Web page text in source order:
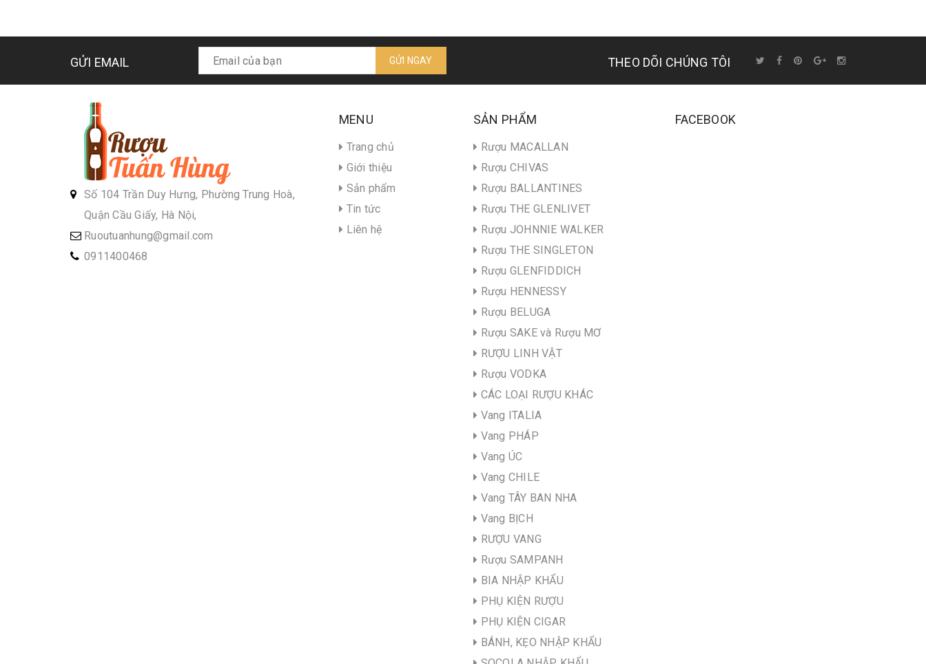
GỬI EMAIL GỬI NGAY THEO DÕI CHÚNG TÔI
Số 104 Trần Duy Hưng, Phường Trung Hoà,
Quận Cầu Giấy, Hà Nội,
Ruoutuanhung@gmail.com
0911400468
MENU
Trang chủ
Giới thiệu
Sản phẩm
Tin tức
Liên hệ
SẢN PHẨM
Rượu MACALLAN
Rượu CHIVAS
Rượu BALLANTINES
Rượu THE GLENLIVET
Rượu JOHNNIE WALKER
Rượu THE SINGLETON
Rượu GLENFIDDICH
Rượu HENNESSY
Rượu BELUGA
Rượu SAKE và Rượu MƠ
RƯỢU LINH VẬT
Rượu VODKA
CÁC LOẠI RƯỢU KHÁC
Vang ITALIA
Vang PHÁP
Vang ÚC
Vang CHILE
Vang TÂY BAN NHA
Vang BỊCH
RƯỢU VANG
Rượu SAMPANH
BIA NHẬP KHẨU
PHỤ KIỆN RƯỢU
PHỤ KIỆN CIGAR
BÁNH, KẸO NHẬP KHẨU
FACEBOOK